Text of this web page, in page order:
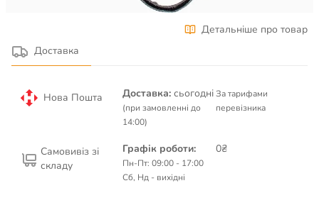
Детальніше про товар
Доставка
Нова Пошта Доставка: сьогодні
(при замовленні до
14:00)
За тарифами
перевізника
Самовивіз зі
складу
Графік роботи:
Пн-Пт: 09:00 - 17:00
Сб, Нд - вихідні
0₴